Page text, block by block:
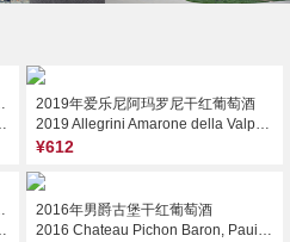
红葡萄酒
Tuscany, Italy
2019年爱乐尼阿玛罗尼干红葡萄酒
2019 Allegrini Amarone della Valpolicella Classico DOCG, Veneto, Italy
¥612
干红葡萄酒
DOCG, Tuscany, Italy
2016年男爵古堡干红葡萄酒
2016 Chateau Pichon Baron, Pauillac, France